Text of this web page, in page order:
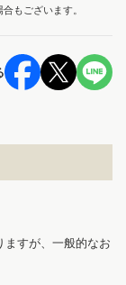
もございます。
ますが、一般的なお